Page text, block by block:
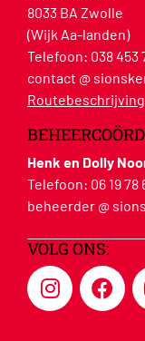
8033 BA Zwolle
(Wijk Aa-landen)
Telefoon: 038 453
contact @
Routebeschrijving
Henk en Dolly
Telefoon: 06 19 78
beheerder @
VOLG ONS: